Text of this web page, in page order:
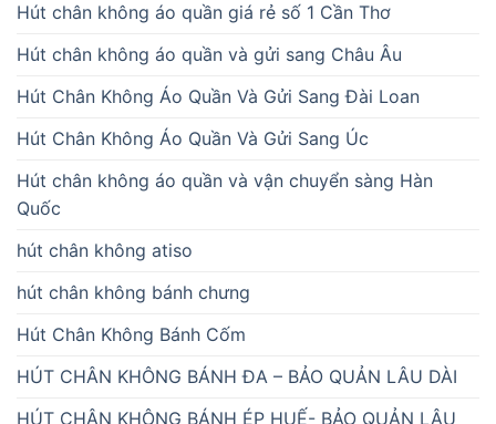
Hút chân không áo quần giá rẻ số 1 Cần Thơ
Hút chân không áo quần và gửi sang Châu Âu
Hút Chân Không Áo Quần Và Gửi Sang Đài Loan
Hút Chân Không Áo Quần Và Gửi Sang Úc
Hút chân không áo quần và vận chuyển sàng Hàn
Quốc
hút chân không atiso
hút chân không bánh chưng
Hút Chân Không Bánh Cốm
HÚT CHÂN KHÔNG BÁNH ĐA – BẢO QUẢN LÂU DÀI
HÚT CHÂN KHÔNG BÁNH ÉP HUẾ- BẢO QUẢN LÂU